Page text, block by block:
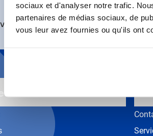
sociaux et d'analyser notre trafic.
partenaires de médias sociaux, de
vous leur avez fournies ou qu'ils ont
Voir les